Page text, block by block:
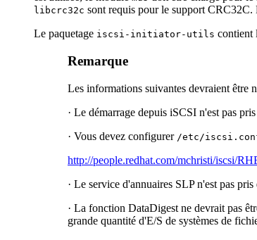
libcrc32c sont requis pour le support
Le paquetage iscsi-initiator-utils contient
Remarque
Les informations suivantes devraient être
· Le démarrage depuis iSCSI n'est pas
· Vous devez configurer /etc/
http://people.redhat.com/mchristi/iscsi/
· Le service d'annuaires SLP n'est pas pris
· La fonction DataDigest ne devrait pas
grande quantité d'E/S de systèmes de